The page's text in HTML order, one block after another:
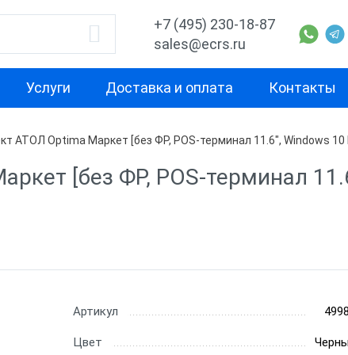
+7 (495) 230-18-87
sales@ecrs.ru
Услуги Доставка и оплата Контакты
Назначение
Для кафе
Для миниотеля
Для гостиницы
Свойство
Для ресторана
С
Без ОС
АТОЛ Optima Маркет [без ФР, POS-терминал 11.6", Windows 10
[без ФР, POS-терминал
Артикул
Цвет